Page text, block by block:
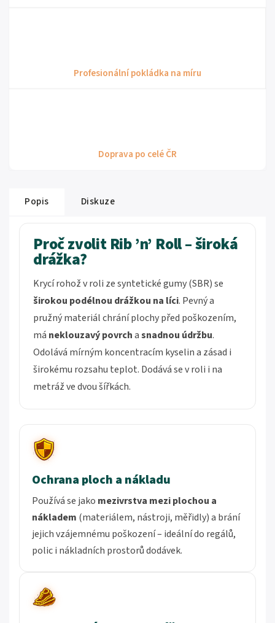
Profesionální pokládka na míru
Doprava po celé ČR
Popis Diskuze
Proč zvolit Rib ’n’ Roll – široká
drážka?
Krycí rohož v roli ze syntetické gumy (SBR) se
širokou podélnou drážkou na líci. Pevný a
pružný materiál chrání plochy před poškozením,
má neklouzavý povrchasnadnou údržbu.
Odolává mírným koncentracím kyselin a zásad i
širokému rozsahu teplot. Dodává se v roli i na
metráž ve dvou šířkách.
Ochrana ploch a nákladu
Používá se jako mezivrstva mezi plochou a
nákladem (materiálem, nástroji, měřidly) a brání
jejich vzájemnému poškození – ideální do regálů,
polic i nákladních prostorů dodávek.